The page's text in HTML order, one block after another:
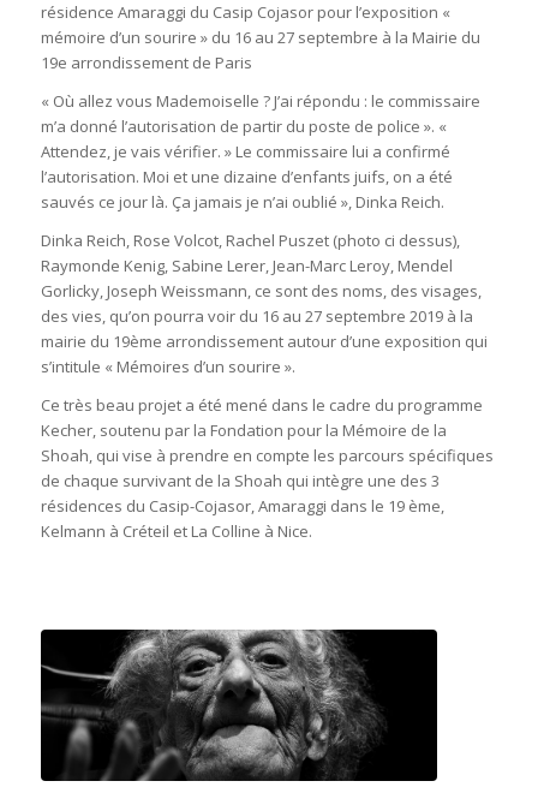
résidence Amaraggi du Casip Cojasor pour l’exposition «
mémoire d’un sourire » du 16 au 27 septembre à la Mairie du
19e arrondissement de Paris
« Où allez vous Mademoiselle ? J’ai répondu : le commissaire
m’a donné l’autorisation de partir du poste de police ». «
Attendez, je vais vérifier. » Le commissaire lui a confirmé
l’autorisation. Moi et une dizaine d’enfants juifs, on a été
sauvés ce jour là. Ça jamais je n’ai oublié », Dinka Reich.
Dinka Reich, Rose Volcot, Rachel Puszet (photo ci dessus),
Raymonde Kenig, Sabine Lerer, Jean-Marc Leroy, Mendel
Gorlicky, Joseph Weissmann, ce sont des noms, des visages,
des vies, qu’on pourra voir du 16 au 27 septembre 2019 à la
mairie du 19ème arrondissement autour d’une exposition qui
s’intitule « Mémoires d’un sourire ».
Ce très beau projet a été mené dans le cadre du programme
Kecher, soutenu par la Fondation pour la Mémoire de la
Shoah, qui vise à prendre en compte les parcours spécifiques
de chaque survivant de la Shoah qui intègre une des 3
résidences du Casip-Cojasor, Amaraggi dans le 19 ème,
Kelmann à Créteil et La Colline à Nice.